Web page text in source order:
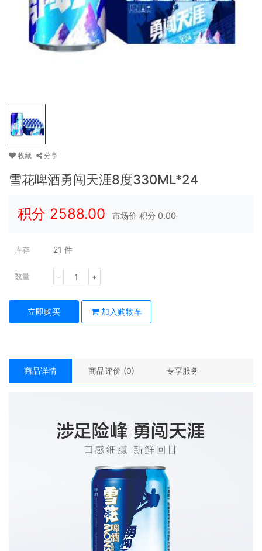
收藏 分享
雪花啤酒勇闯天涯8度330ML*24
积分 2588.00 市场价 积分0.00
库存 21 件
数量 - +
立即购买 加入购物车
商品详情 商品评价 (0) 专享服务